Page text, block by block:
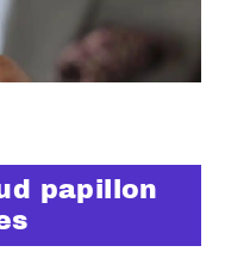
papillon